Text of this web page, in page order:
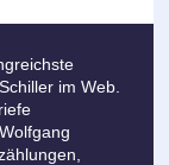
im Web.